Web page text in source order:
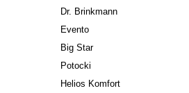
Dr. Brinkmann
Evento
Big Star
Potocki
Helios Komfort